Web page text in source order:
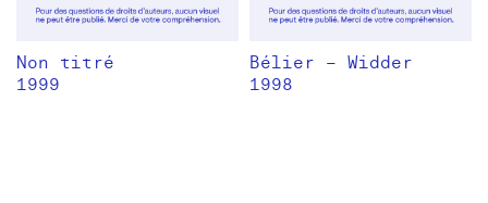
Non titré
1999
Bélier – Widder
1998